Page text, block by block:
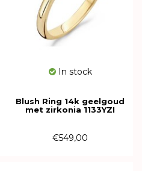
In stock
Blush Ring 14k geelgoud
met zirkonia 1133YZI
€549,00